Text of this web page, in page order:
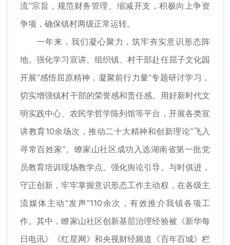
流”宗旨，规范财务管理、缩减开支，积极向上争资
争项，确保镇村两级正常运转。
一年来，我们凝心聚力，筑牢夯实意识形态阵
地。强化学习宣讲。组织镇、村干部赴任屈子文化园
开展“感悟屈原精神，凝聚前行力量”专题研讨学习，
切实增强镇村干部的荣誉感和责任感。用好新时代文
明实践中心、农民学哲学陈列馆等平台，开展各类宣
讲教育10余场次，推动二十大精神和创新理论“飞入
寻常百姓家”。瞭家山社区成功入选湖南省第一批党
员教育培训现场教学点。强化舆论引导。与时俱进，
守正创新，牢牢掌握意识形态工作主动权，在各级主
流媒体主动“发声”110余次，有效推介我镇各项工
作。其中，瞭家山社区创新基层治理经验被《新华每
日电讯》《红星网》和央视财经频道《百年百城》栏